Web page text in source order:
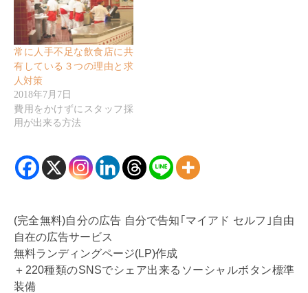
常に人手不足な飲食店に共
有している３つの理由と求
人対策
2018年7月7日
費用をかけずにスタッフ採
用が出来る方法
(完全無料)自分の広告 自分で告知｢マイアド セルフ｣自由
自在の広告サービス
無料ランディングページ(LP)作成
＋220種類のSNSでシェア出来るソーシャルボタン標準
装備